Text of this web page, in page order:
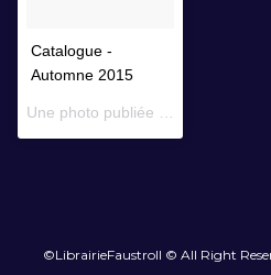
Catalogue -
Automne 2015
©LibrairieFaustroll © All Right